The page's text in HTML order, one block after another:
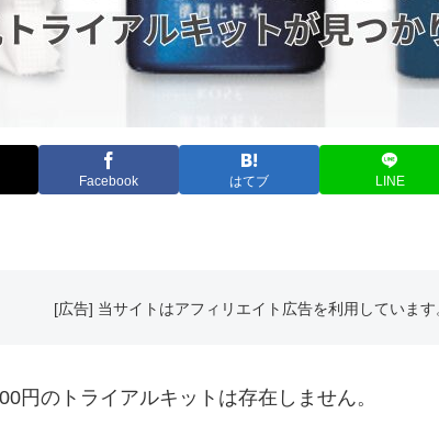
Facebook はてブ LINE
[広告] 当サイトはアフィリエイト広告を利用しています
円のトライアルキットは存在しません。